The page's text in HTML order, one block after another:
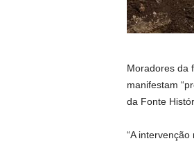
Moradores da
manifestam
da Fonte
“A